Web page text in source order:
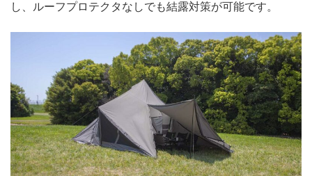
し、ルーフプロテクタなしでも結露対策が可能です。